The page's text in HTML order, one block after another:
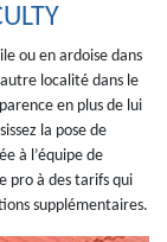
ou en ardoise dans
localité dans le
en plus de lui
la pose de
à l’équipe de
pro à des tarifs qui
supplémentaires.